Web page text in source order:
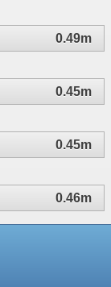
0.49m
0.45m
0.45m
0.46m